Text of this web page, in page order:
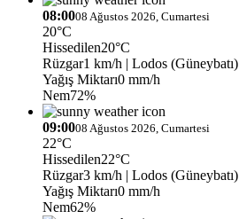
08:0008 Ağustos 2026, Cumartesi
20°C
Hissedilen20°C
Rüzgar1 km/h | Lodos (Güneybatı)
Yağış Miktarı0 mm/h
Nem72%
09:0008 Ağustos 2026, Cumartesi
22°C
Hissedilen22°C
Rüzgar3 km/h | Lodos (Güneybatı)
Yağış Miktarı0 mm/h
Nem62%